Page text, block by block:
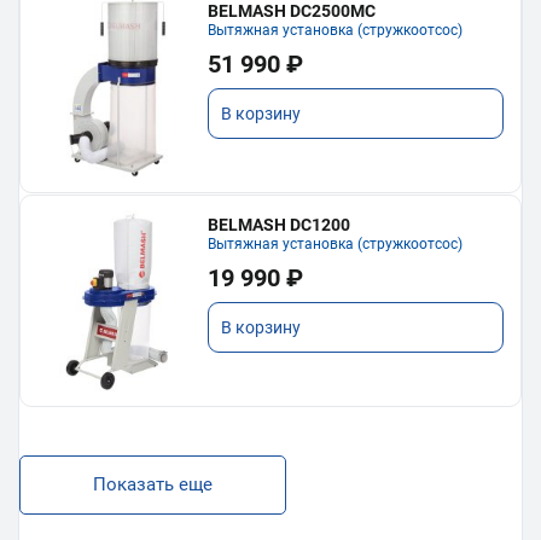
BELMASH DC2500MC
Вытяжная установка (стружкоотсос)
51 990 ₽
В корзину
BELMASH DC1200
Вытяжная установка (стружкоотсос)
19 990 ₽
В корзину
Показать еще